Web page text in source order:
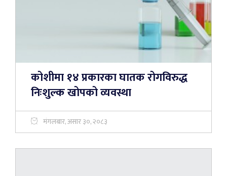
कोशीमा १४ प्रकारका घातक रोगविरुद्ध
निःशुल्क खोपको व्यवस्था
मंगलबार, असार ३०, २०८३